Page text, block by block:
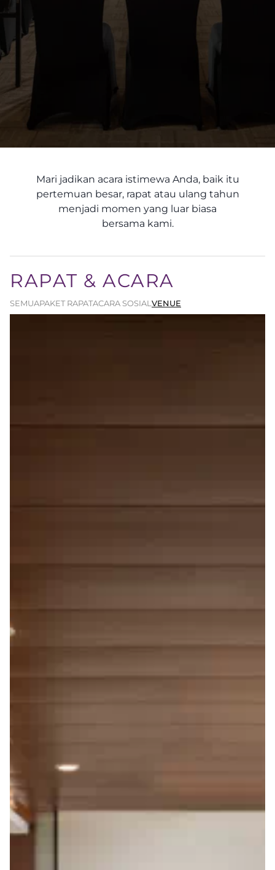
Mari jadikan acara istimewa Anda, baik itu
pertemuan besar, rapat atau ulang tahun
menjadi momen yang luar biasa
bersama kami.
RAPAT & ACARA
SEMUAPAKET RAPATACARA SOSIAL VENUE